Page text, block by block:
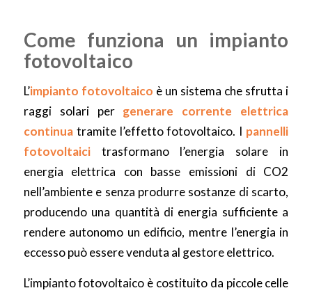
Come funziona un impianto
fotovoltaico
L’impianto fotovoltaico è un sistema che sfrutta i
raggi solari per generare corrente elettrica
continuatramite l’effetto fotovoltaico. I pannelli
fotovoltaicitrasformano l’energia solare in
energia elettrica con basse emissioni di CO2
nell’ambiente e senza produrre sostanze di scarto,
producendo una quantità di energia sufficiente a
rendere autonomo un edificio, mentre l’energia in
eccesso può essere venduta al gestore elettrico.
L’impianto fotovoltaico è costituito da piccole celle